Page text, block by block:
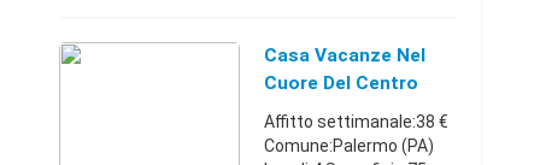
interamente arredati
ideali per brevi e lunghi
Casa Vacanze Nel
Cuore Del Centro
Storico
Affitto settimanale:38 €
Comune:Palermo (PA)